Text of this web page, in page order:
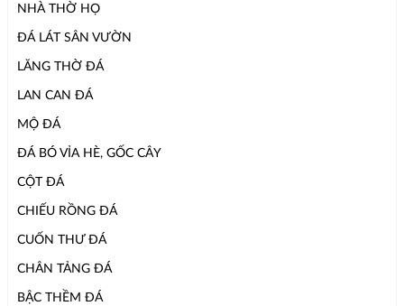
NHÀ THỜ HỌ
ĐÁ LÁT SÂN VƯỜN
LĂNG THỜ ĐÁ
LAN CAN ĐÁ
MỘ ĐÁ
ĐÁ BÓ VỈA HÈ, GỐC CÂY
CỘT ĐÁ
CHIẾU RỒNG ĐÁ
CUỐN THƯ ĐÁ
CHÂN TẢNG ĐÁ
BẬC THỀM ĐÁ